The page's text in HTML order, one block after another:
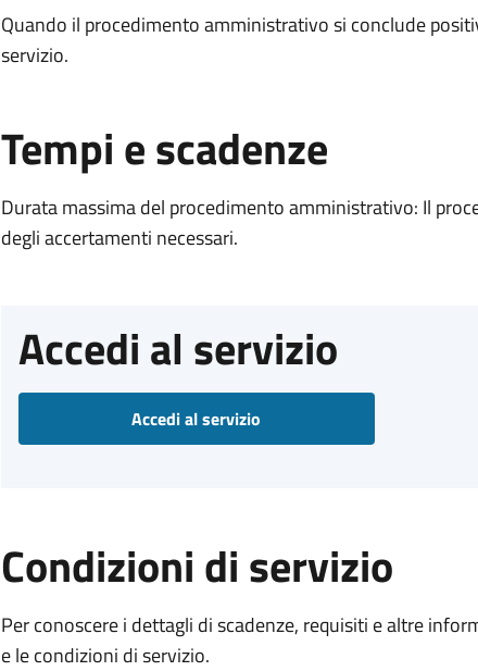
Quando il procedimento amministrativo si conclude
servizio.
Tempi e scadenze
Durata massima del procedimento amministrativo: Il
degli accertamenti necessari.
Accedi al servizio
Accedi al servizio
Condizioni di servizio
Per conoscere i dettagli di scadenze, requisiti e altre
e le condizioni di servizio.